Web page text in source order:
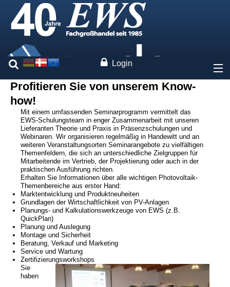
Login
Über uns
Preise
Unsere Marken
Leistungen
Anlagenplanung
Systemkalkulator
Web-Konfigurator
Fachberatung
Lager/Logistik
Kontaktvermittlung
Weiterbildung
After Sales / Reklamationen
Profitieren Sie von unserem Know-
how!
Mit einem umfassenden Seminarprogramm vermittelt das
EWS-Schulungsteam in enger Zusammenarbeit mit unseren
Lieferanten Theorie und Praxis in Präsenzschulungen und
Webinaren. Wir organisieren regelmäßig in Handewitt und an
weiteren Veranstaltungsorten Seminarangebote zu vielfältigen
Themenfeldern, die sich an unterschiedliche Zielgruppen für
Mitarbeitende im Vertrieb, der Projektierung oder auch in der
praktischen Ausführung richten.
Erhalten Sie Informationen über alle wichtigen Photovoltaik-
Themenbereiche aus erster Hand:
Marktentwicklung und Produktneuheiten
Grundlagen der Wirtschaftlichkeit von PV-Anlagen
Planungs- und Kalkulationswerkzeuge von EWS (z.B.
QuickPlan)
Planung und Auslegung
Montage und Sicherheit
Beratung, Verkauf und Marketing
Service und Wartung
Zertifizierungsworkshops
Sie
haben